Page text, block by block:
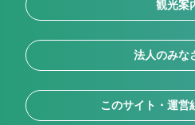
観光案
法人のみな
このサイト・運営